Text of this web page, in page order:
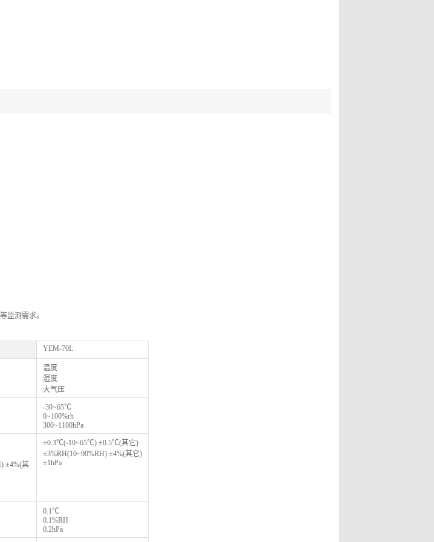
监测需求。
YEM-70L
温度
湿度
大气压
-30~65℃
0~100%rh
300~1100hPa
±4%(其
±0.3℃(-10~65℃) ±0.5℃(其它)
±3%RH(10~90%RH) ±4%(其它)
±1hPa
0.1℃
0.1%RH
0.2hPa